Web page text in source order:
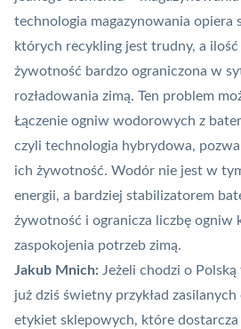
technologia magazynowania opiera
których recykling jest trudny, a ilość
żywotność bardzo ograniczona w
rozładowania zimą. Ten problem
Łączenie ogniw wodorowych z
czyli technologia hybrydowa,
ich żywotność. Wodór nie jest w
energii, a bardziej stabilizatorem
żywotność i ogranicza liczbę ogniw
zaspokojenia potrzeb zimą.
Jakub Mnich: Jeżeli chodzi o
już dziś świetny przykład
etykiet sklepowych, które dostarcza